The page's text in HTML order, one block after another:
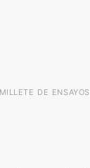
DE ENSAYOS